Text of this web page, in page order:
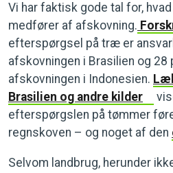
Vi har faktisk gode tal for,
medfører af afskovning.
efterspørgsel på træ er
afskovningen i Brasilien og 28
afskovningen i Indonesien.
Brasilien og andre kilder
efterspørgslen på tømmer
regnskoven – og noget af den
Selvom landbrug, herunder